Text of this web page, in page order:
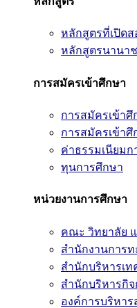
หลักสูตรที่เปิด
หลักสูตรนานา
การสมัครเข้าศึกษา
การสมัครเข้า
การสมัครเข้า
ค่าธรรมเนียมก
ทุนการศึกษา
หน่วยงานการศึกษา
คณะ วิทยาลัย
สำนักงานการท
สำนักบริหารเ
สำนักบริหารกิ
องค์การบริหา